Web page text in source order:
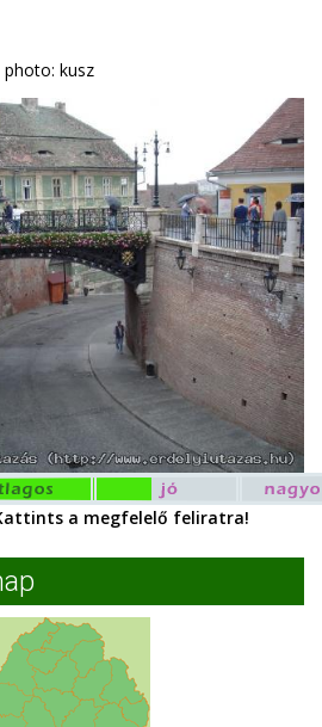
photo: kusz
a megfelelő feliratra!